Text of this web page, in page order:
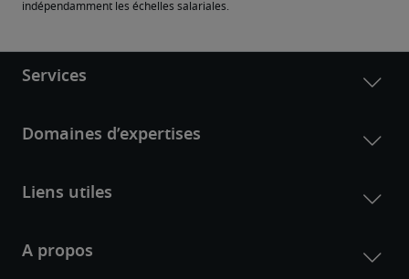
indépendamment les échelles salariales.